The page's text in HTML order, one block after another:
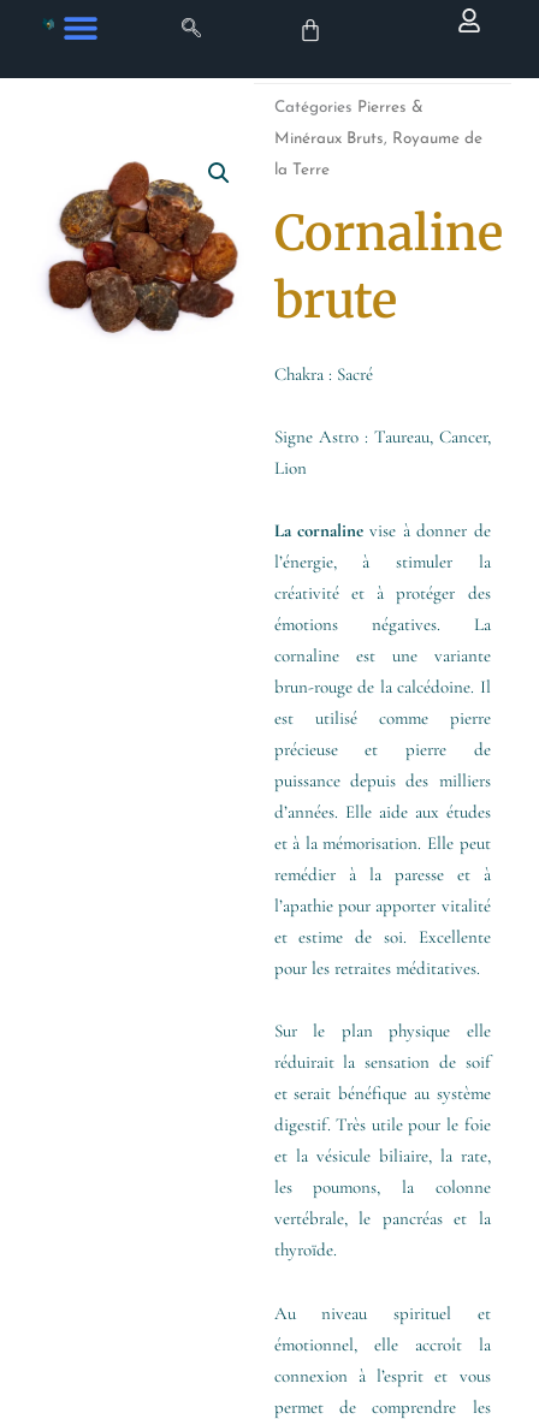
contenu
Catégories Pierres &
Minéraux Bruts, Royaume de
la Terre
Cornaline
brute
Chakra : Sacré
Signe Astro : Taureau, Cancer,
Lion
La cornaline vise à donner de
l’énergie, à stimuler la
créativité et à protéger des
émotions négatives. La
cornaline est une variante
brun-rouge de la calcédoine. Il
est utilisé comme pierre
précieuse et pierre de
puissance depuis des milliers
d’années. Elle aide aux études
et à la mémorisation. Elle peut
remédier à la paresse et à
l’apathie pour apporter vitalité
et estime de soi. Excellente
pour les retraites méditatives.
Sur le plan physique elle
réduirait la sensation de soif
et serait bénéfique au système
digestif. Très utile pour le foie
et la vésicule biliaire, la rate,
les poumons, la colonne
vertébrale, le pancréas et la
thyroïde.
Au niveau spirituel et
émotionnel, elle accroît la
connexion à l’esprit et vous
permet de comprendre les